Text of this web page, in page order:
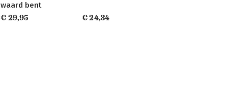
waard bent
€ 29,95
€ 24,34